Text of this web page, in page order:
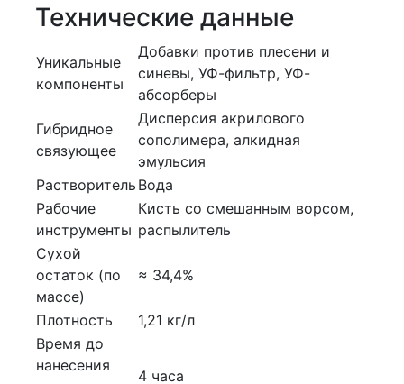
Технические данные
Уникальные
компоненты
Добавки против плесени и
синевы, УФ-фильтр, УФ-
абсорберы
Гибридное
связующее
Дисперсия акрилового
сополимера, алкидная
эмульсия
Растворитель Вода
Рабочие
инструменты
Кисть со смешанным ворсом,
распылитель
Сухой
остаток (по
массе)
≈ 34,4%
Плотность
1,21 кг/л
Время до
нанесения
4 часа